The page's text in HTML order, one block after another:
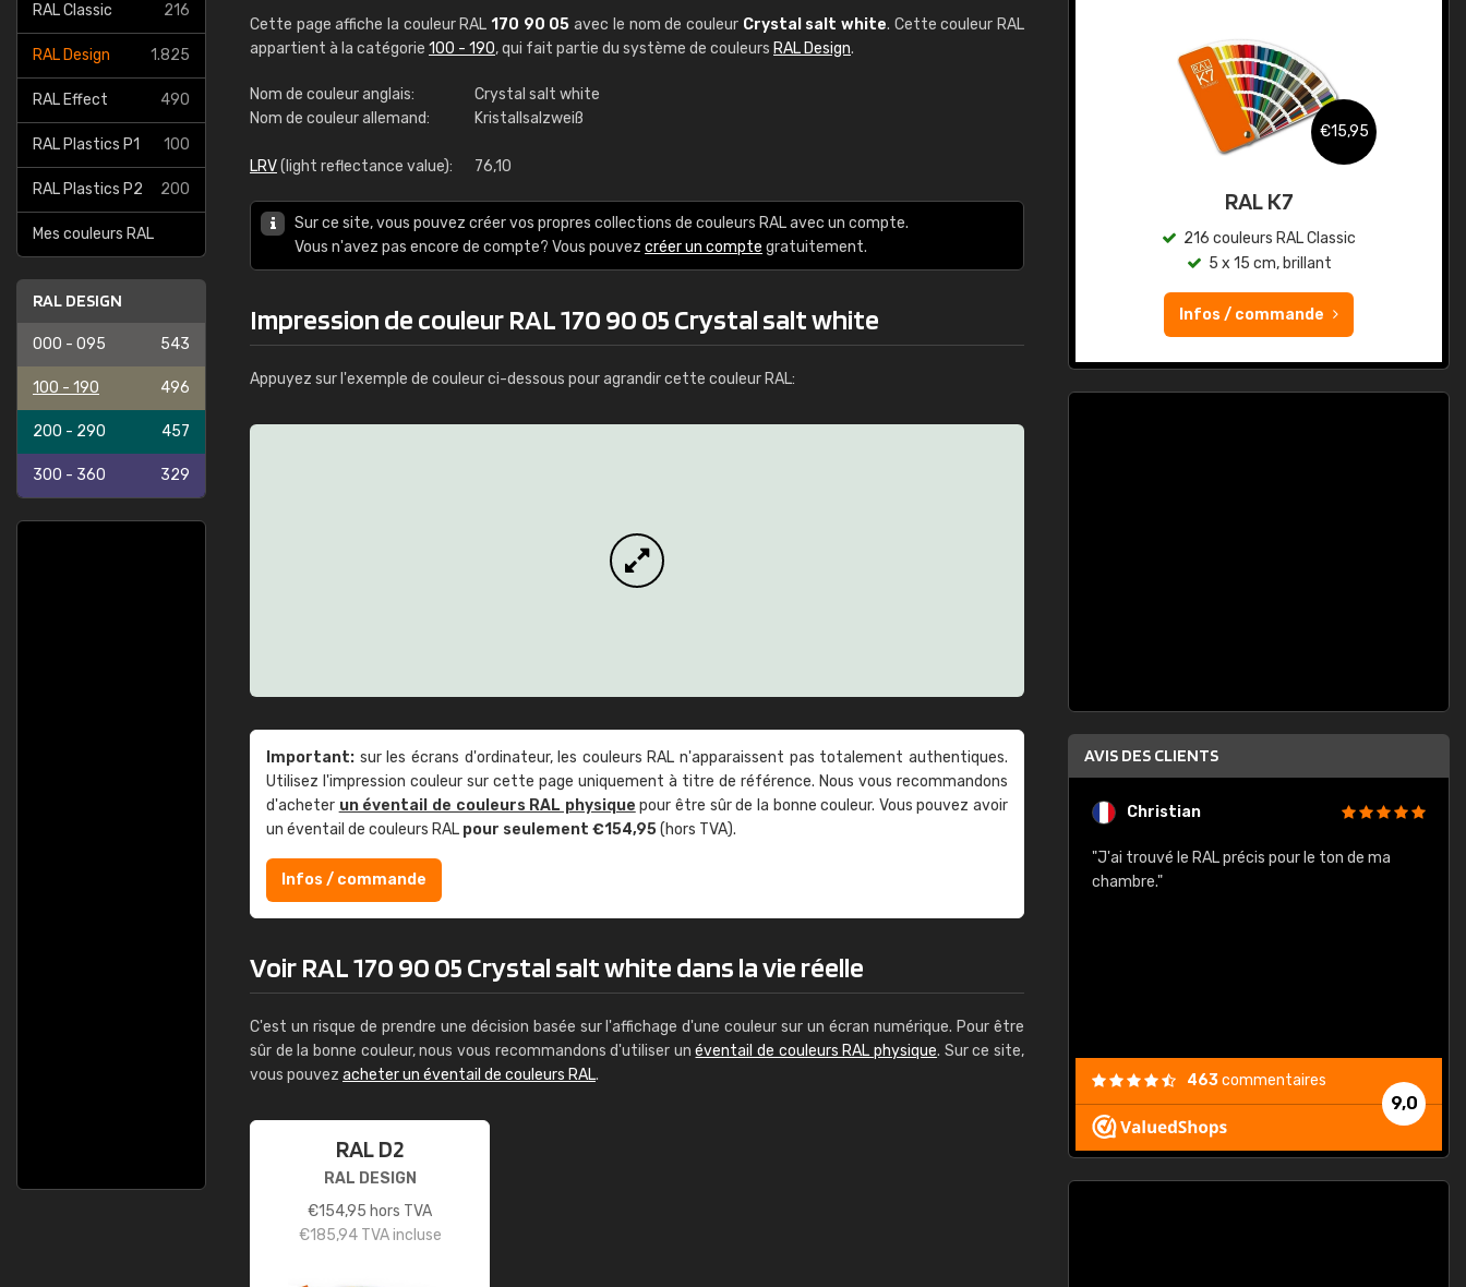
RAL Classic 216
RAL Design 1.825
RAL Effect 490
RAL Plastics P1 100
RAL Plastics P2 200
Mes couleurs RAL
RAL DESIGN
000 - 095 543
100 - 190 496
200 - 290 457
300 - 360 329
Cette page affiche la couleur RAL170 90 05 avec le nom de couleur Crystal salt white. Cette couleur RAL
appartient à la catégorie 100 - 190, qui fait partie du système de couleurs RAL Design.
Nom de couleur anglais:
Crystal salt white
Nom de couleur allemand:
Kristallsalzweiß
LRV(light reflectance value): 76,10
Sur ce site, vous pouvez créer vos propres collections de couleurs RAL avec un compte.
Vous n'avez pas encore de compte? Vous pouvez créer un compte gratuitement.
Impression de couleur RAL 170 90 05 Crystal salt white
Appuyez sur l'exemple de couleur ci-dessous pour agrandir cette couleur RAL:
Important: sur les écrans d'ordinateur, les couleurs RAL n'apparaissent pas totalement authentiques.
Utilisez l'impression couleur sur cette page uniquement à titre de référence. Nous vous recommandons
d'acheter un éventail de couleurs RAL physique pour être sûr de la bonne couleur. Vous pouvez avoir
un éventail de couleurs RAL pour seulement €154,95(hors TVA).
Infos / commande
Voir RAL 170 90 05 Crystal salt white dans la vie réelle
C'est un risque de prendre une décision basée sur l'affichage d'une couleur sur un écran numérique. Pour être
sûr de la bonne couleur, nous vous recommandons d'utiliser unéventail de couleurs RAL physique. Sur ce site,
vous pouvez acheter un éventail de couleurs RAL.
RAL D2
RAL DESIGN
€154,95 hors TVA
€185,94TVA incluse
RAL K7 à base d'eau
216 couleurs RAL Classic
Infos / commande
€15,95
RAL K7
216 couleurs RAL Classic
5 x 15 cm, brillant
Infos / commande
AVIS DES CLIENTS
Guillaume Euvrard Christian
"J'ai trouvé le RAL précis pour le ton de ma
chambre."
9,0
463commentaires